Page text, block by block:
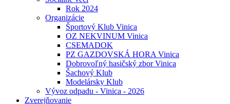
Rok 2024
Organizácie
Športový Klub Vinica
OZ NEKVINUM Vinica
CSEMADOK
PZ GAZDOVSKÁ HORA Vinica
Dobrovoľný hasičský zbor Vinica
Šachový Klub
Modelársky Klub
Vývoz odpadu - Vinica - 2026
Zverejňovanie